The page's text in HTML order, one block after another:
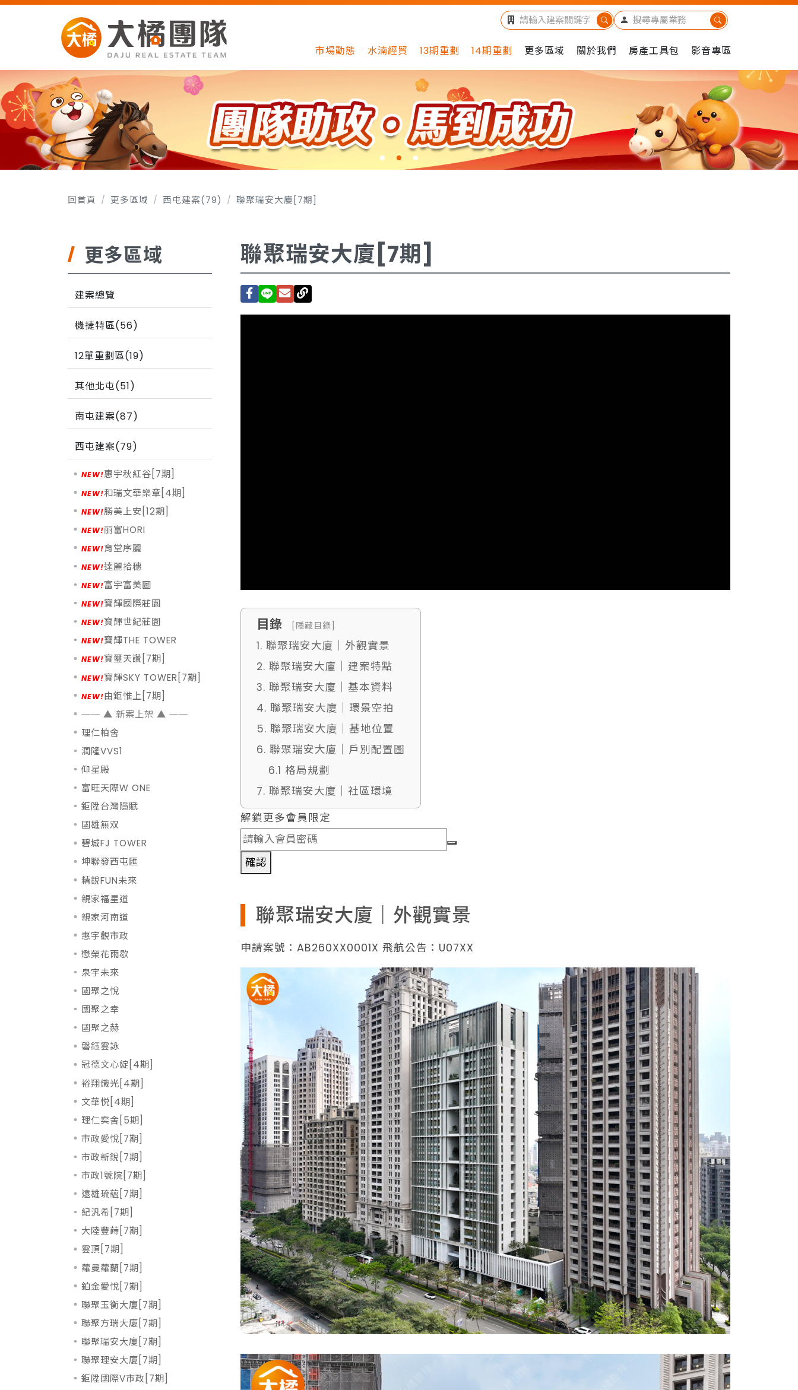
市場動態 水湳經貿 13期重劃 14期重劃 更多區域 關於我們 房產工具包 影音專區
回首頁 更多區域 西屯建案(79) 聯聚瑞安大廈[7期]
更多區域
建案總覽
機捷特區(56)
12單重劃區(19)
其他北屯(51)
南屯建案(87)
西屯建案(79)
惠宇秋紅谷[7期]
和瑞文華樂章[4期]
勝美上安[12期]
丽富HORI
育堂序麗
達麗拾穗
富宇富美圖
寶輝國際莊園
寶輝世紀莊園
寶輝THE TOWER
寶璽天讚[7期]
寶輝SKY TOWER[7期]
由鉅惟上[7期]
理仁柏舍
潤隆VVS1
仰星殿
富旺天際W ONE
鉅陞台灣隱賦
國雄無双
碧城FJ TOWER
坤聯發西屯匯
精銳FUN未來
親家福星道
親家河南道
惠宇觀市政
懋榮花雨歇
泉宇未來
國聚之悅
國聚之幸
國聚之赫
磐鈺雲詠
冠德文心綻[4期]
裕翔織光[4期]
文華悦[4期]
理仁奕舍[5期]
市政愛悅[7期]
市政新銳[7期]
市政1號院[7期]
遠雄琉蘊[7期]
紀汎希[7期]
大陸豐蒔[7期]
雲頂[7期]
蘿曼蘿蘭[7期]
鉑金愛悅[7期]
聯聚玉衡大廈[7期]
聯聚方瑞大廈[7期]
聯聚瑞安大廈[7期]
聯聚理安大廈[7期]
鉅陞國際V市政[7期]
聯聚瑞安大廈[7期]
目錄 [隱藏目錄]
1. 聯聚瑞安大廈｜外觀實景
2. 聯聚瑞安大廈｜建案特點
3. 聯聚瑞安大廈｜基本資料
4. 聯聚瑞安大廈｜環景空拍
5. 聯聚瑞安大廈｜基地位置
6. 聯聚瑞安大廈｜戶別配置圖
6.1 格局規劃
7. 聯聚瑞安大廈｜社區環境
解鎖更多會員限定
確認
聯聚瑞安大廈｜外觀實景
申請案號：AB260XX0001X 飛航公告：U07XX